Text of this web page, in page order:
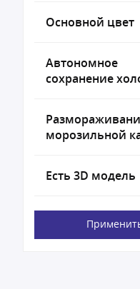
Основной цвет
Автономное
сохранение
морозильной
Есть 3D модель